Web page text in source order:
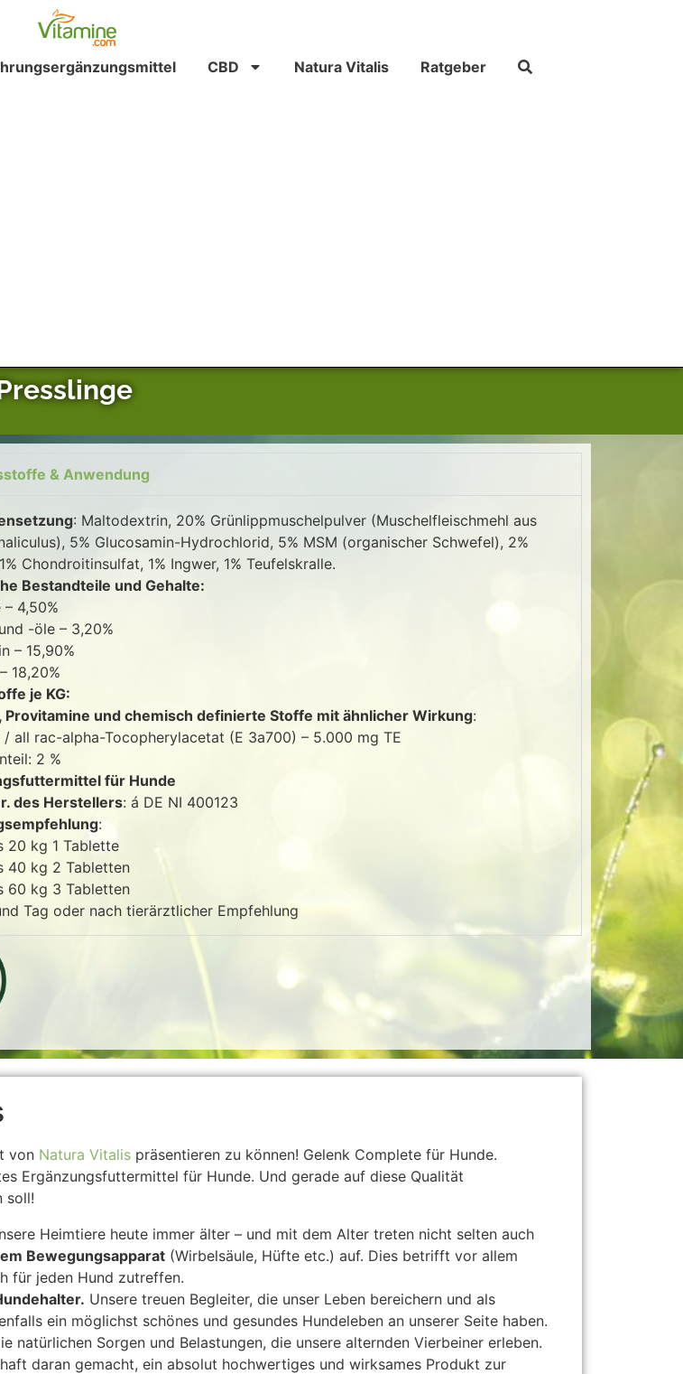
CBD Natura Vitalis Ratgeber
& Anwendung
: Maltodextrin, 20% Grünlippmuschelpulver (Muschelfleischmehl aus
5% Glucosamin-Hydrochlorid, 5% MSM (organischer Schwefel), 2%
Chondroitinsulfat, 1% Ingwer, 1% Teufelskralle.
Bestandteile und Gehalte:
– 4,50%
-öle – 3,20%
– 15,90%
18,20%
je KG:
Provitamine und chemisch definierte Stoffe mit ähnlicher Wirkung:
/ all rac-alpha-Tocopherylacetat (E 3a700) – 5.000 mg TE
2 %
für Hunde
des Herstellers: á DE NI 400123
:
20 kg 1 Tablette
40 kg 2 Tabletten
60 kg 3 Tabletten
Tag oder nach tierärztlicher Empfehlung
von Natura Vitalispräsentieren zu können! Gelenk Complete für Hunde.
Ergänzungsfuttermittel für Hunde. Und gerade auf diese Qualität
soll!
Heimtiere heute immer älter – und mit dem Alter treten nicht selten auch
Bewegungsapparat(Wirbelsäule, Hüfte etc.) auf. Dies betrifft vor allem
für jeden Hund zutreffen.
Unsere treuen Begleiter, die unser Leben bereichern und als
ein möglichst schönes und gesundes Hundeleben an unserer Seite haben.
natürlichen Sorgen und Belastungen, die unsere alternden Vierbeiner erleben.
daran gemacht, ein absolut hochwertiges und wirksames Produkt zur